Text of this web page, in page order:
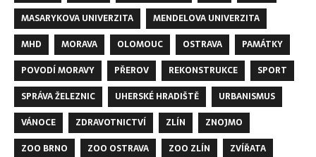
MASARYKOVA UNIVERZITA
MENDELOVA UNIVERZITA
MHD
MORAVA OLOMOUC OSTRAVA
PAMÁTKY
POVODÍ MORAVY
PŘEROV REKONSTRUKCE
SPORT
SPRÁVA ŽELEZNIC
UHERSKÉ HRADIŠTĚ
URBANISMUS
VÁNOCE
ZDRAVOTNICTVÍ ZLÍN
ZNOJMO
ZOO BRNO
ZOO OSTRAVA ZOO ZLÍN
ZVÍŘATA